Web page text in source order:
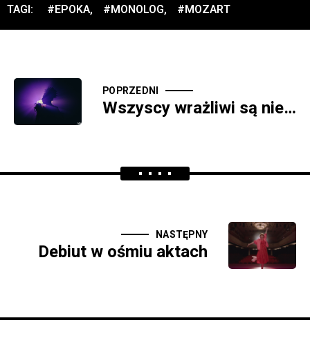
TAGI: #EPOKA, #MONOLOG, #MOZART
POPRZEDNI
Wszyscy wrażliwi są nieszczęśliwi
NASTĘPNY
Debiut w ośmiu aktach